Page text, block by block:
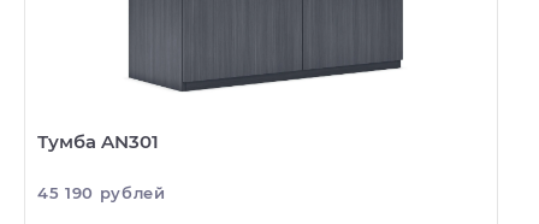
Тумба AN301
45 190 рублей